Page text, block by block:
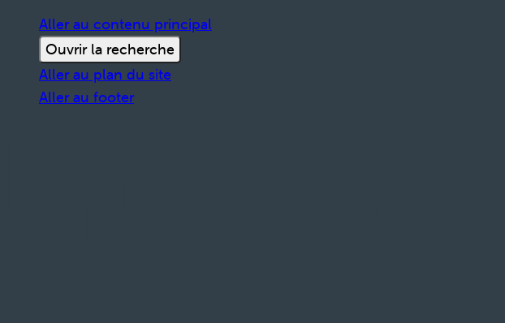
Aller au contenu principal
Ouvrir la recherche
Aller au plan du site
Aller au footer